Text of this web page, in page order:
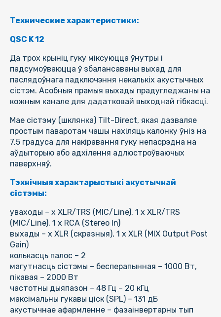
Технические характеристики:
QSC K 12
Да трох крыніц гуку міксуюцца ўнутры і
падсумоўваюцца ў збалансаваны выхад для
паслядоўнага падключэння некалькіх акустычных
сістэм. Асобныя прамыя выхады прадугледжаны на
кожным канале для дадатковай выходнай гібкасці.
Мае сістэму (шклянка) Tilt-Direct, якая дазваляе
простым паваротам чашы нахіляць калонку ўніз на
7,5 градуса для накіравання гуку непасрэдна на
аўдыторыю або адхілення адлюстроўваючых
паверхняў.
Тэхнічныя характарыстыкі акустычнай
сістэмы:
уваходы – x XLR/TRS (MIC/Line), 1 x XLR/TRS
(MIC/Line), 1 x RCA (Stereo In)
выхады – x XLR (скразныя), 1 х XLR (MIX Output Post
Gain)
колькасць палос – 2
магутнасць сістэмы – бесперапынная – 1000 Вт,
пікавая – 2000 Вт
частотны дыяпазон – 48 Гц – 20 кГц
максімальны гукавы ціск (SPL) – 131 дБ
акустычнае афармленне – фазаінвертарны тып